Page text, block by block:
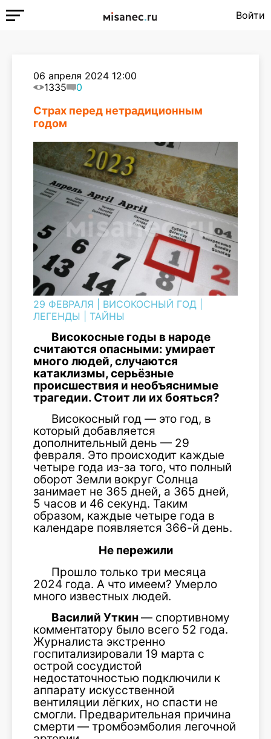
Войти
06 апреля 2024 12:00
1335
0
Страх перед нетрадиционным
годом
29 ФЕВРАЛЯ ВИСОКОСНЫЙ ГОД
ЛЕГЕНДЫ
ТАЙНЫ
Високосные годы в народе
считаются опасными: умирает
много людей,случаются
катаклизмы, серьёзные
происшествия и необъяснимые
трагедии. Стоит ли их бояться?
Високосный год — это год, в
который добавляется
дополнительный день — 29
февраля. Это происходит каждые
четыре года из-за того, что полный
оборот Земли вокруг Солнца
занимает не 365 дней, а 365 дней,
5 часов и 46 секунд. Таким
образом, каждые четыре года в
календаре появляется 366-й день.
Не пережили
Прошло только три месяца
2024 года. А что имеем? Умерло
много известных людей.
Василий Уткин— спортивному
комментатору было всего 52 года.
Журналиста экстренно
госпитализировали 19 марта с
острой сосудистой
недостаточностью подключили к
аппарату искусственной
вентиляции лёгких, но спасти не
смогли. Предварительная причина
смерти — тромбоэмболия легочной